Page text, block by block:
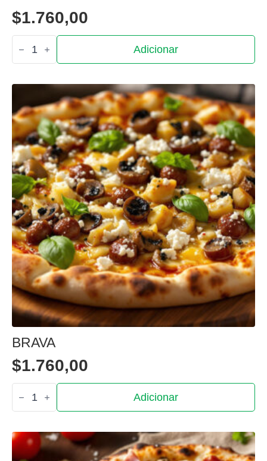
$1.760,00
Quantidade
de
Maio
Adicionar
BRAVA
$1.760,00
Quantidade
de
Brava
Adicionar